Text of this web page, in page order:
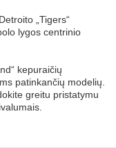
„Tigers“
lygos centrinio
kepuraičių
patinkančių modelių.
greitu pristatymu